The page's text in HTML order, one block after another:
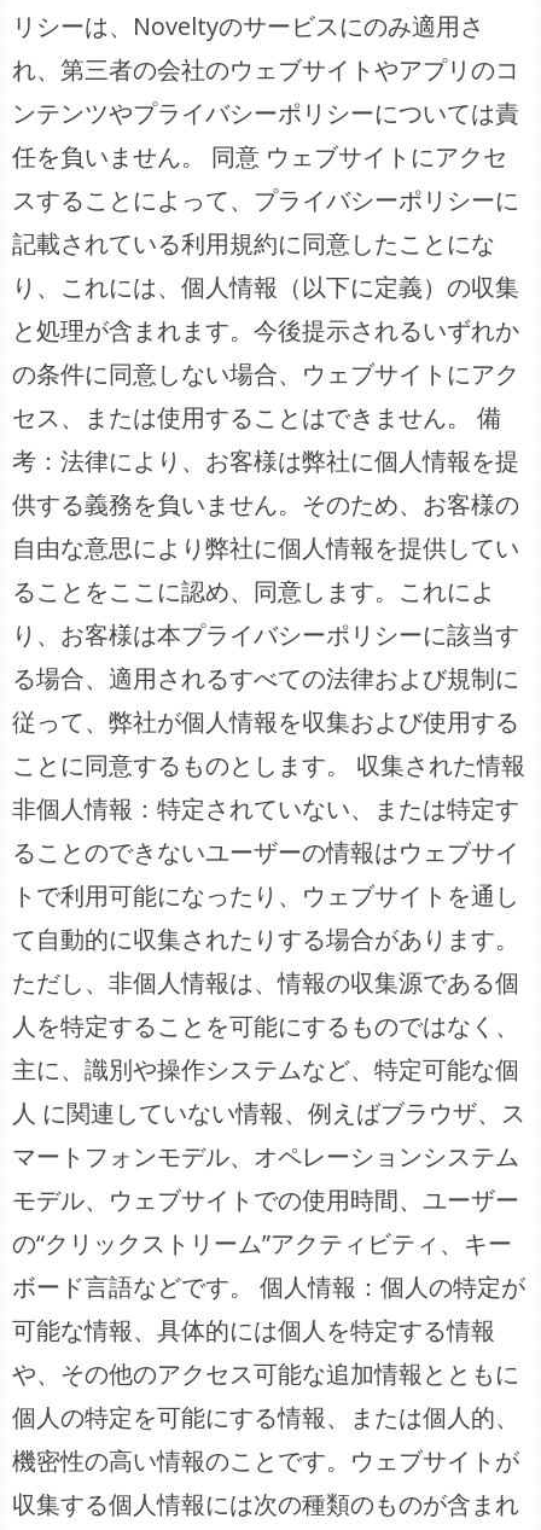
リシーは、Noveltyのサービスにのみ適用さ
れ、第三者の会社のウェブサイトやアプリのコ
ンテンツやプライバシーポリシーについては責
任を負いません。 同意 ウェブサイトにアクセ
スすることによって、プライバシーポリシーに
記載されている利用規約に同意したことにな
り、これには、個人情報（以下に定義）の収集
と処理が含まれます。今後提示されるいずれか
の条件に同意しない場合、ウェブサイトにアク
セス、または使用することはできません。 備
考：法律により、お客様は弊社に個人情報を提
供する義務を負いません。そのため、お客様の
自由な意思により弊社に個人情報を提供してい
ることをここに認め、同意します。これによ
り、お客様は本プライバシーポリシーに該当す
る場合、適用されるすべての法律および規制に
従って、弊社が個人情報を収集および使用する
ことに同意するものとします。 収集された情報
非個人情報：特定されていない、または特定す
ることのできないユーザーの情報はウェブサイ
トで利用可能になったり、ウェブサイトを通し
て自動的に収集されたりする場合があります。
ただし、非個人情報は、情報の収集源である個
人を特定することを可能にするものではなく、
主に、識別や操作システムなど、特定可能な個
人 に関連していない情報、例えばブラウザ、ス
マートフォンモデル、オペレーションシステム
モデル、ウェブサイトでの使用時間、ユーザー
の“クリックストリーム”アクティビティ、キー
ボード言語などです。 個人情報：個人の特定が
可能な情報、具体的には個人を特定する情報
や、その他のアクセス可能な追加情報とともに
個人の特定を可能にする情報、または個人的、
機密性の高い情報のことです。ウェブサイトが
収集する個人情報には次の種類のものが含まれ